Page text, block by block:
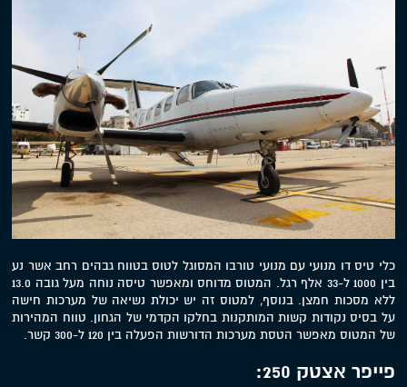
כלי טיס דו מנועי עם מנועי טורבו המסוגל לטוס בטווח גבהים רחב אשר נע
בין 1000 ל-33 אלף רגל. המטוס מדוחס ומאפשר טיסה נוחה מעל גובה 13.0
ללא מסכות חמצן. בנוסף, למטוס זה יש יכולת נשיאה של מערכות חישה
על בסיס נקודות קשות המותקנות בחלקו הקדמי של הגחון. טווח המהירות
של המטוס מאפשר הטסת מערכות הדורשות הפעלה בין 120 ל-300 קשר.
פייפר אצטק 250: